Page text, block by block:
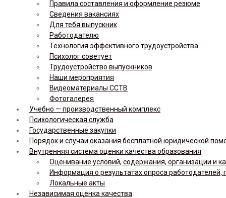
Правила составления и оформление резюме
Сведения вакансиях
Для тебя выпускник
Работодателю
Технология эффективного трудоустройства
Психолог советует
Трудоустройство выпускников
Наши мероприятия
Видеоматериалы ССТВ
Фотогалерея
Учебно — производственный комплекс
Психологическая служба
Государственные закупки
Порядок и случаи оказания бесплатной юридической
Внутренняя система оценки качества образования
Оценивание условий, содержания, организации и
Информация о результатах опроса
Локальные акты
Независимая оценка качества